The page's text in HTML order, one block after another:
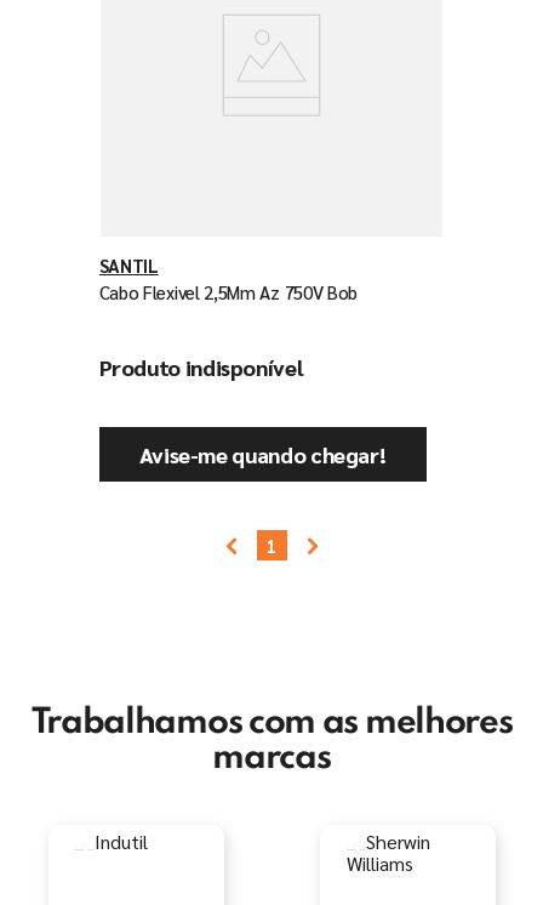
SANTIL
Cabo Flexivel 2,5Mm Az 750V Bob
Produto indisponível
Avise-me quando chegar!
1
Trabalhamos com as melhores
marcas